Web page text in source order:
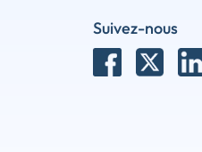
Suivez-nous